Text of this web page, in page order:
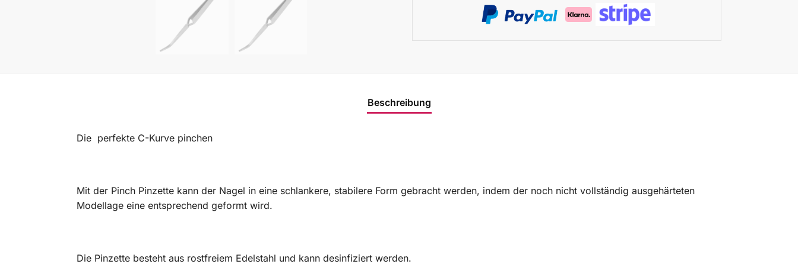
Beschreibung
Die perfekte C-Kurve pinchen
Mit der Pinch Pinzette kann der Nagel in eine schlankere, stabilere Form gebracht werden, indem der noch nicht vollständig ausgehärteten
Modellage eine entsprechend geformt wird.
Die Pinzette besteht aus rostfreiem Edelstahl und kann desinfiziert werden.